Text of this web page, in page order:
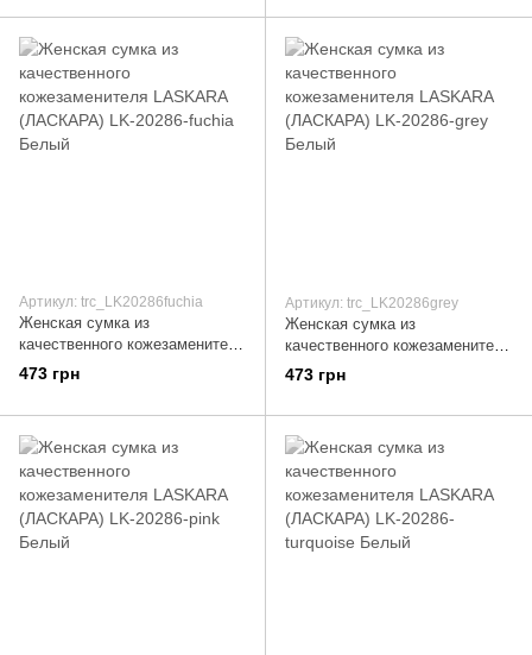
Артикул: trc_LK20286fuchia
Женская сумка из
качественного кожезаменителя
LASKARA (ЛАСКАРА) LK-
20286-fuchia Белый
473 грн
Артикул: trc_LK20286grey
Женская сумка из
качественного кожезаменителя
LASKARA (ЛАСКАРА) LK-
20286-grey Белый
473 грн